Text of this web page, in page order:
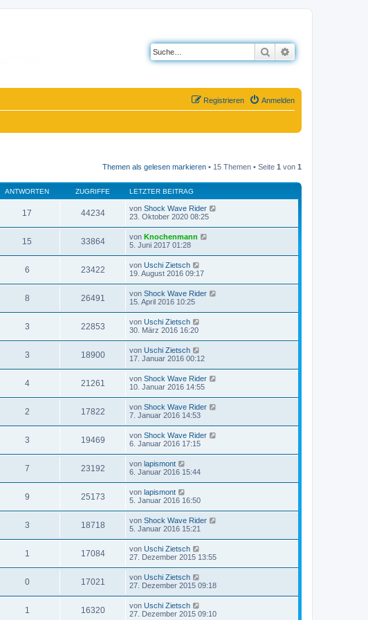
Suche
Anmelden
Registrieren
Themen als gelesen markieren • 15 Themen • Seite 1 von 1
ANTWORTEN ZUGRIFFE LETZTER BEITRAG
17 44234 von Shock Wave Rider
23. Oktober 2020 08:25
15 33864 von Knochenmann
5. Juni 2017 01:28
6 23422 von Uschi Zietsch
19. August 2016 09:17
8 26491 von Shock Wave Rider
15. April 2016 10:25
3 22853 von Uschi Zietsch
30. März 2016 16:20
3 18900 von Uschi Zietsch
17. Januar 2016 00:12
4 21261 von Shock Wave Rider
10. Januar 2016 14:55
2 17822 von Shock Wave Rider
7. Januar 2016 14:53
3 19469 von Shock Wave Rider
6. Januar 2016 17:15
7 23192 von lapismont
6. Januar 2016 15:44
9 25173 von lapismont
5. Januar 2016 16:50
3 18718 von Shock Wave Rider
5. Januar 2016 15:21
1 17084 von Uschi Zietsch
27. Dezember 2015 13:55
0 17021 von Uschi Zietsch
27. Dezember 2015 09:18
1 16320 von Uschi Zietsch
27. Dezember 2015 09:10